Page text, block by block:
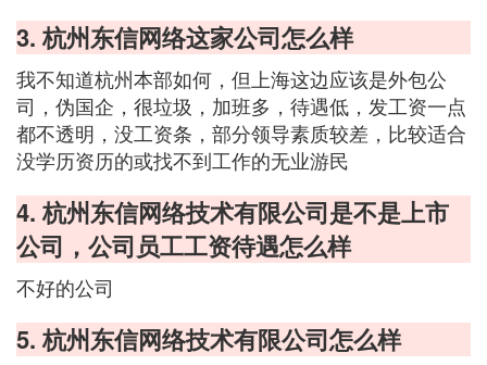
3. 杭州东信网络这家公司怎么样
我不知道杭州本部如何，但上海这边应该是外包公
司，伪国企，很垃圾，加班多，待遇低，发工资一点
都不透明，没工资条，部分领导素质较差，比较适合
没学历资历的或找不到工作的无业游民
4. 杭州东信网络技术有限公司是不是上市
公司，公司员工工资待遇怎么样
不好的公司
5. 杭州东信网络技术有限公司怎么样